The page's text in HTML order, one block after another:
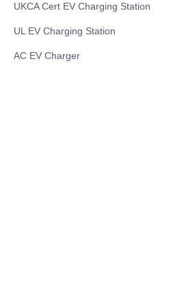
UKCA Cert EV Charging Station
UL EV Charging Station
AC EV Charger
VI